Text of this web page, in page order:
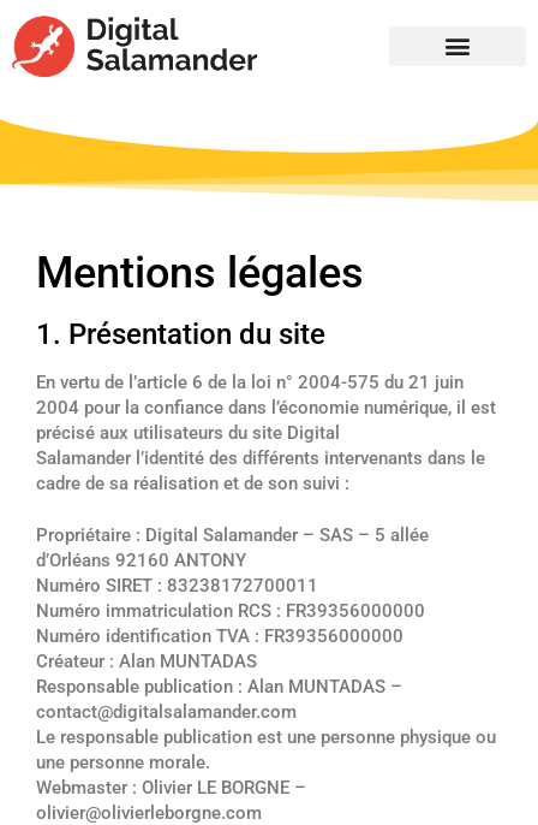
Mentions légales
1. Présentation du site
En vertu de l’article 6 de la loi n° 2004-575 du 21 juin
2004 pour la confiance dans l’économie numérique, il est
précisé aux utilisateurs du site Digital
Salamander l’identité des différents intervenants dans le
cadre de sa réalisation et de son suivi :
Propriétaire : Digital Salamander – SAS – 5 allée
d’Orléans 92160 ANTONY
Numéro SIRET : 83238172700011
Numéro immatriculation RCS : FR39356000000
Numéro identification TVA : FR39356000000
Créateur : Alan MUNTADAS
Responsable publication : Alan MUNTADAS –
contact@digitalsalamander.com
Le responsable publication est une personne physique ou
une personne morale.
Webmaster : Olivier LE BORGNE –
olivier@olivierleborgne.com